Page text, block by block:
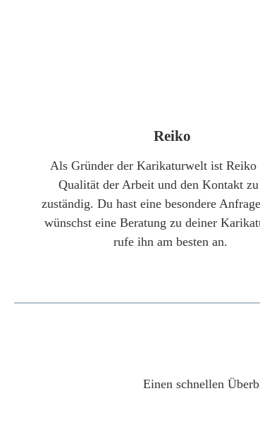
Reiko
Als Gründer der Karikaturwelt ist
Qualität der Arbeit und den Kontakt zu
zuständig. Du hast eine besondere
wünschst eine Beratung zu deiner
rufe ihn am besten an.
Einen schnellen